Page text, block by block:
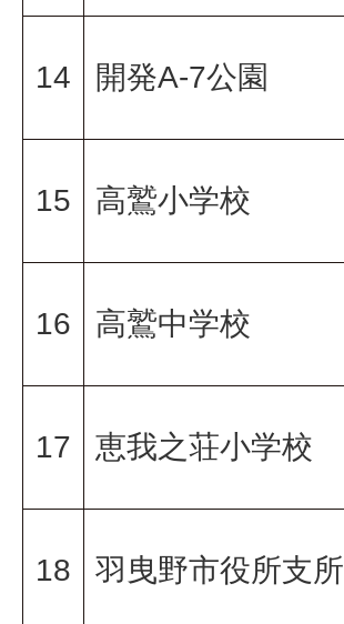
14 開発A-7公園
15 高鷲小学校
16 高鷲中学校
17 恵我之荘小学校
18 羽曳野市役所支所